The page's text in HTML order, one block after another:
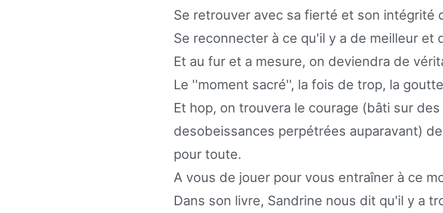
Se retrouver avec sa fierté et son intégrité
Se reconnecter à ce qu'il y a de meilleur et
Et au fur et a mesure, on deviendra de
Le ''moment sacré'', la fois de trop, la
Et hop, on trouvera le courage (bâti sur
desobeissances perpétrées auparavant)
pour toute.
A vous de jouer pour vous entraîner à ce
Dans son livre, Sandrine nous dit qu'il y a